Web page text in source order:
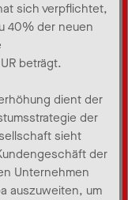
sich verpflichtet,
40% der neuen
beträgt.
dient der
der
sieht
der
Unternehmen
auszuweiten, um